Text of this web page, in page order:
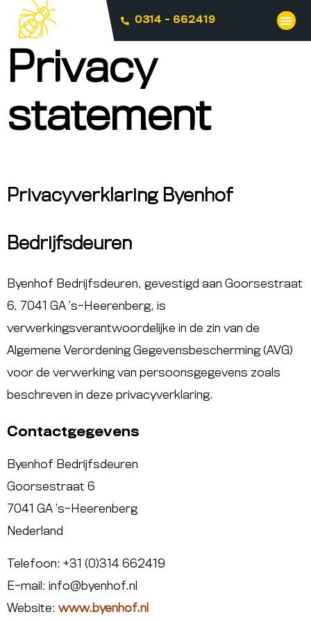
0314 - 662419
Privacy
statement
Privacyverklaring Byenhof
Bedrijfsdeuren
Byenhof Bedrijfsdeuren, gevestigd aan Goorsestraat
6, 7041 GA ’s-Heerenberg, is
verwerkingsverantwoordelijke in de zin van de
Algemene Verordening Gegevensbescherming (AVG)
voor de verwerking van persoonsgegevens zoals
beschreven in deze privacyverklaring.
Contactgegevens
Byenhof Bedrijfsdeuren
Goorsestraat 6
7041 GA ’s-Heerenberg
Nederland
Telefoon: +31 (0)314 662419
E-mail: info@byenhof.nl
Website: www.byenhof.nl